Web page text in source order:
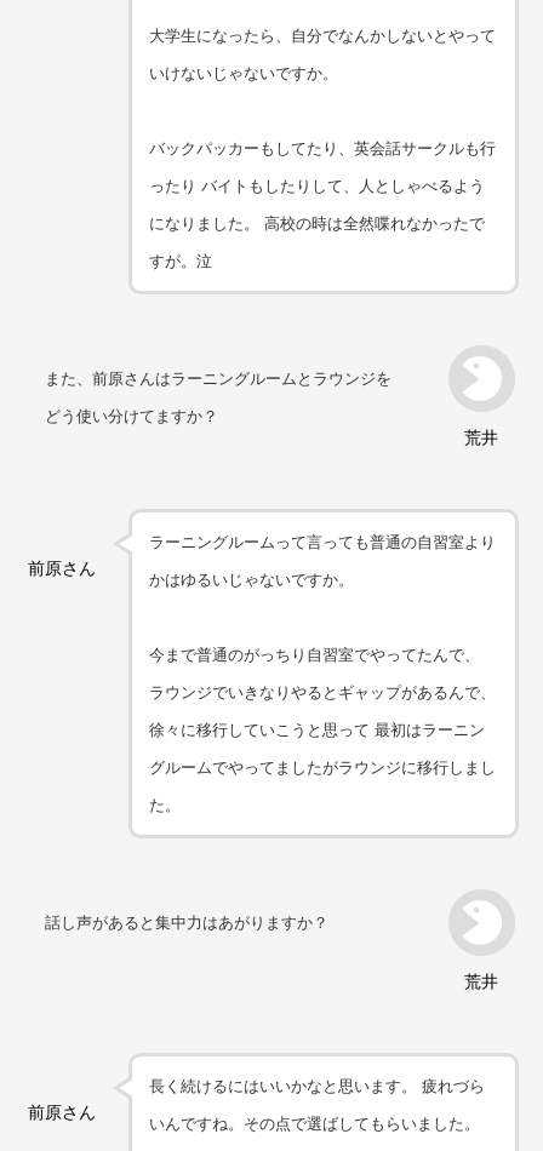
大学生になったら、自分でなんかしないとやって
いけないじゃないですか。
バックパッカーもしてたり、英会話サークルも行
ったり バイトもしたりして、人としゃべるよう
になりました。 高校の時は全然喋れなかったで
すが。泣
荒井
また、前原さんはラーニングルームとラウンジを
どう使い分けてますか？
前原さん
ラーニングルームって言っても普通の自習室より
かはゆるいじゃないですか。
今まで普通のがっちり自習室でやってたんで、
ラウンジでいきなりやるとギャップがあるんで、
徐々に移行していこうと思って 最初はラーニン
グルームでやってましたがラウンジに移行しまし
た。
荒井
話し声があると集中力はあがりますか？
前原さん
長く続けるにはいいかなと思います。 疲れづら
いんですね。その点で選ばしてもらいました。